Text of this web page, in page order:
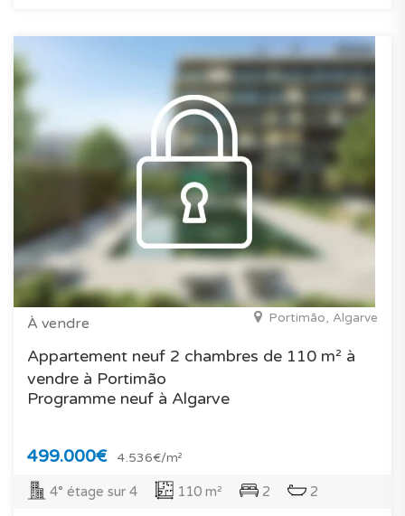
À vendre Portimão, Algarve
Appartement neuf 2 chambres de 110 m² à
vendre à Portimão
Programme neuf à Algarve
499.000€ 4.536€/m²
4° étage sur 4 110 m² 2 2